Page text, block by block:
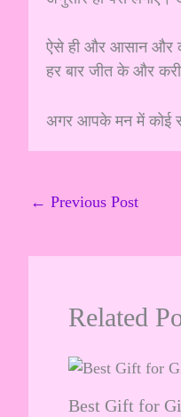
ऐसे ही और आसान और
हर बार जीत के और
अगर आपके मन में कोई
← Previous Post
Related
Best Gift for